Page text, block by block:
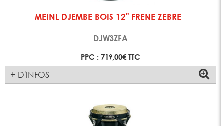
MEINL DJEMBE BOIS 12" FRENE ZEBRE
DJW3ZFA
PPC : 719,00€ TTC
+ D'INFOS